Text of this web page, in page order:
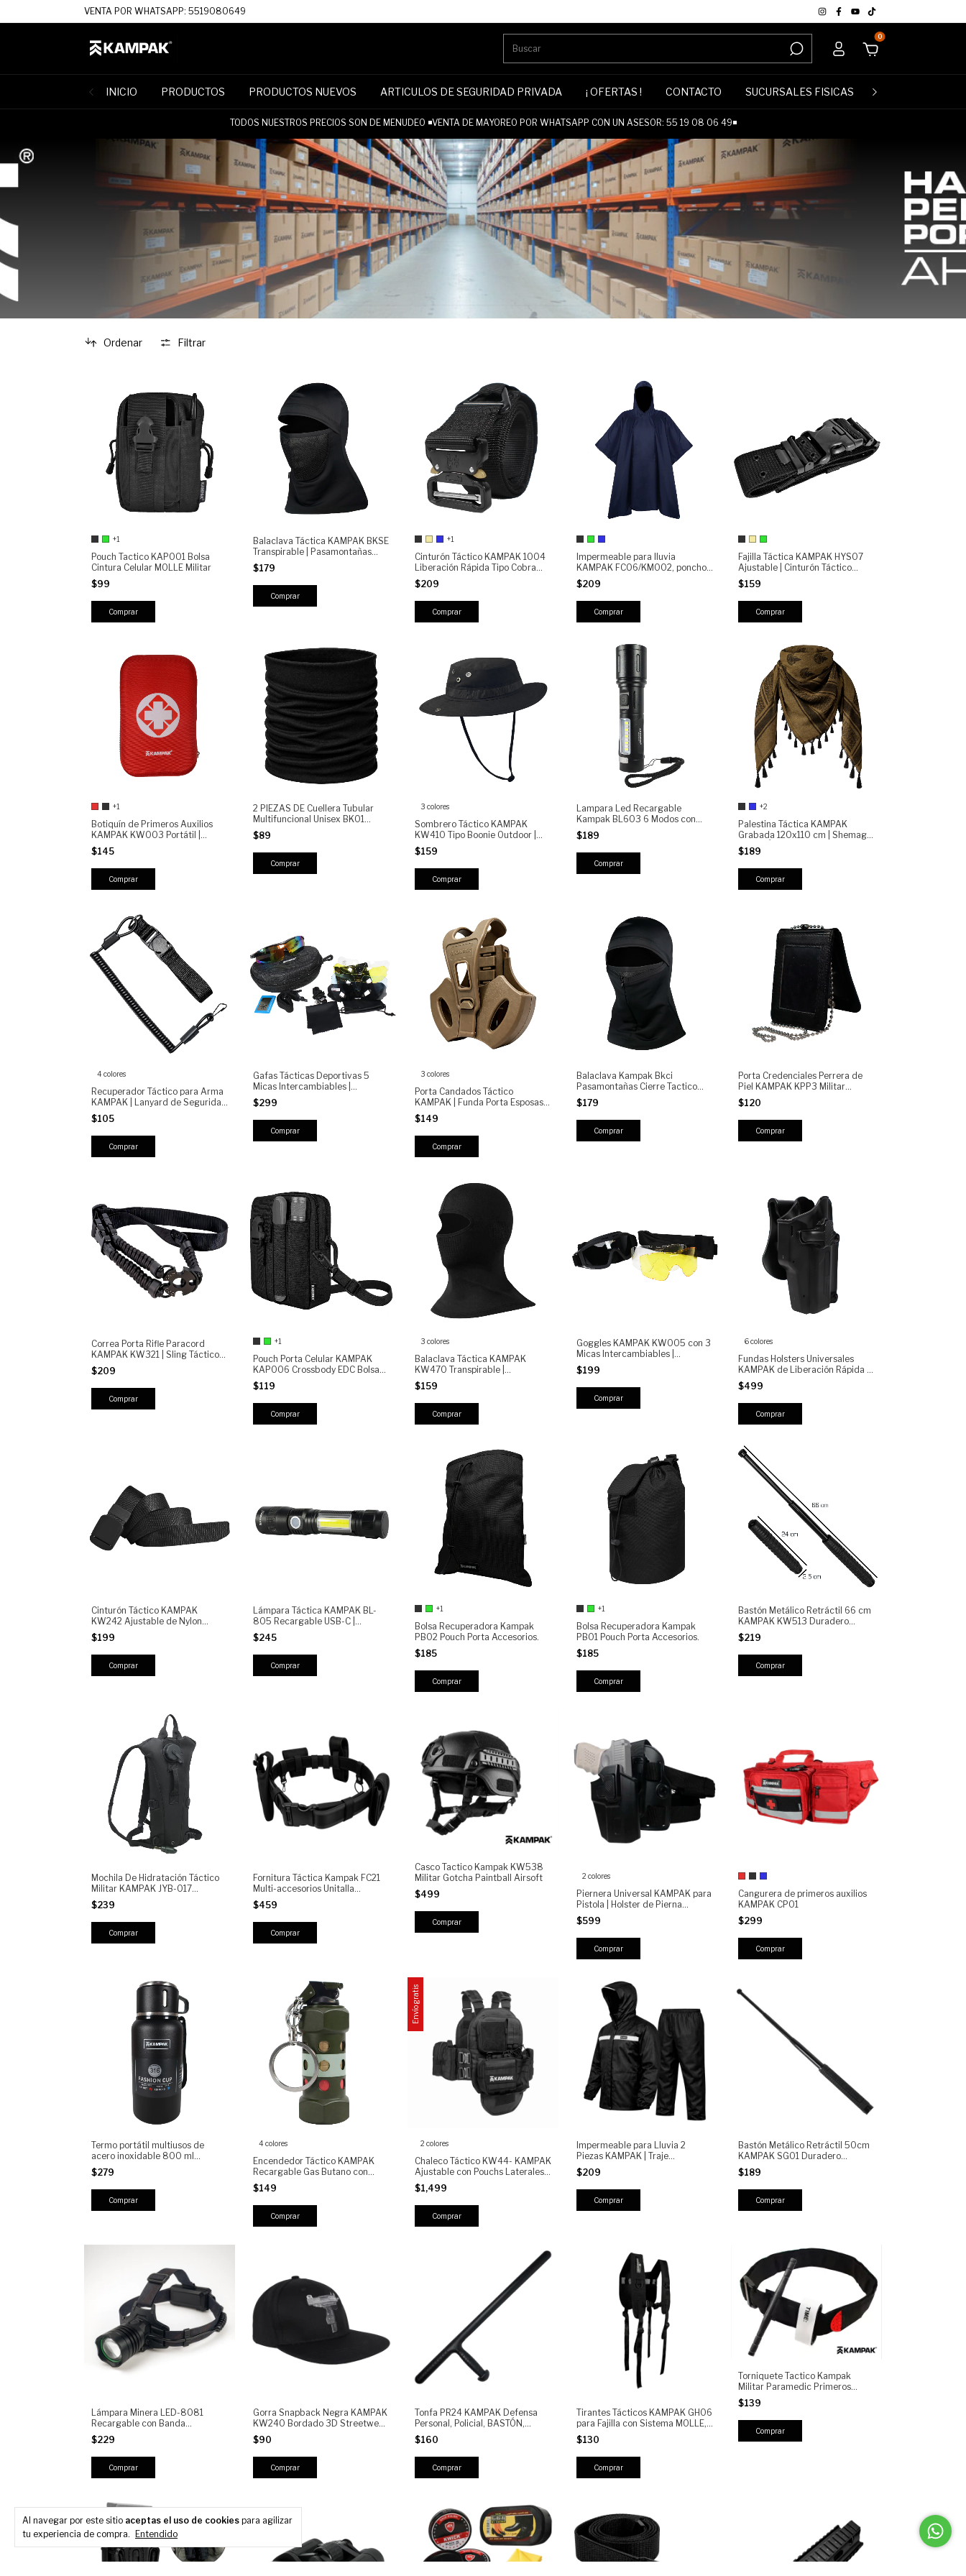
VENTA POR WHATSAPP: 5519080649
0
INICIO PRODUCTOS PRODUCTOS NUEVOS ARTICULOS DE SEGURIDAD PRIVADA ¡ OFERTAS ! CONTACTO SUCURSALES FISICAS
TODOS NUESTROS PRECIOS SON DE MENUDEO ◾VENTA DE MAYOREO POR WHATSAPP CON UN ASESOR: 55 19 08 06 49◾
Al navegar por este sitio aceptas el uso de cookies para agilizar
tu experiencia de compra.
Entendido
Ordenar Filtrar
+1
Pouch Tactico KAP001 Bolsa
Cintura Celular MOLLE Militar
$99
Comprar
Balaclava Táctica KAMPAK BKSE
Transpirable | Pasamontañas
Elástico con Zonas Ventiladas |
Uso Outdoor, Moto, Airsoft, Clima
Frío
$179
+1
Cinturón Táctico KAMPAK 1004
Liberación Rápida Tipo Cobra
Ajustable Nylon Reforzado Uso
Militar Policial Outdoor
$209
Comprar
Impermeable para lluvia
KAMPAK FC06/KM002, poncho
resistente multiusos
$209
Comprar
Fajilla Táctica KAMPAK HYS07
Ajustable | Cinturón Táctico
Militar Reforzado con Hebilla de
Seguridad | Tactical Belt
Outdoor Policial Seguridad
$159
Comprar
+1
Botiquín de Primeros Auxilios
KAMPAK KW003 Portátil |
Emergencias, Viajes, Auto,
Hogar, Oficina, Camping
$145
Comprar
2 PIEZAS DE Cuellera Tubular
Multifuncional Unisex BK01
KAMPAK | Deportivo Táctico
Outdoor para Moto, Ciclismo,
Running y Camping
$89
3 colores
Sombrero Táctico KAMPAK
KW410 Tipo Boonie Outdoor |
Protección Solar | Ventilado |
Ajustable con Barbiquejo
$159
Comprar
Lampara Led Recargable
Kampak BL603 6 Modos con
Estrobo y Carga Rápida
$189
+2
Palestina Táctica KAMPAK
Grabada 120x110 cm | Shemagh
Militar Árabe con Flecos |
Bufanda Multifuncional Outdoor
Caza Motociclismo Airsoft
Camping
$189
Comprar
4 colores
Recuperador Táctico para Arma
KAMPAK | Lanyard de Seguridad
con Cable en Espiral Retráctil |
Broche de Liberación Rápida |
Accesorio para Cinturón
$105
Comprar
Gafas Tácticas Deportivas 5
Micas Intercambiables |
Antigolpes, UV400, Ciclismo,
Airsoft, Motociclismo, Running
$299
3 colores
Porta Candados Táctico
KAMPAK | Funda Porta Esposas /
Candado Metálico | Clip de
Seguridad para Cinturón 360° |
Polímero de Alta Resistencia
$149
Comprar
Balaclava Kampak Bkci
Pasamontañas Cierre Tactico
Moto
$179
Porta Credenciales Perrera de
Piel KAMPAK KPP3 Militar
Identificación
$120
Correa Porta Rifle Paracord
KAMPAK KW321 | Sling Táctico
Ajustable Militar, porta fusil 1
punto
$209
+1
Pouch Porta Celular KAMPAK
KAP006 Crossbody EDC Bolsa
Compacta Bandolera Porta
Gadgets SEMI-Impermeable
Hombre Viaje Outdoor
$119
Comprar
3 colores
Balaclava Táctica KAMPAK
KW470 Transpirable |
Pasamontañas Elástico con
Zonas Ventiladas | Uso Outdoor,
Moto, Airsoft, Clima Frío
$159
Comprar
Goggles KAMPAK KW005 con 3
Micas Intercambiables |
Antiempañantes, Protección
UV400, Policarbonato
Resistente
$199
6 colores
Fundas Holsters Universales
KAMPAK de Liberación Rápida |
Carcasas Tácticas para Pistola |
Ajustable | Retención | Polímero
de Alta Resistencia
$499
Comprar
Cinturón Táctico KAMPAK
KW242 Ajustable de Nylon
Reforzado con Hebilla de
Liberación POLICARBONATO
$199
Lámpara Táctica KAMPAK BL-
805 Recargable USB-C |
Linterna LED Alta Potencia con
Luz COB, UV, 7 Modos, Semi-
Impermeable
$245
+1
Bolsa Recuperadora Kampak
PB02 Pouch Porta Accesorios.
$185
Comprar
+1
Bolsa Recuperadora Kampak
PB01 Pouch Porta Accesorios.
$185
Comprar
Bastón Metálico Retráctil 66 cm
KAMPAK KW513 Duradero
Antiderrapante Resistente
$219
Mochila De Hidratación Táctico
Militar KAMPAK JYB-017
Ciclismo 2.5 L KAMPAK
$239
Fornitura Táctica Kampak FC21
Multi-accesorios Unitalla
Ajustable
$459
Casco Tactico Kampak KW538
Militar Gotcha Paintball Airsoft
$499
2 colores
Piernera Universal KAMPAK para
Pistola | Holster de Pierna
Ajustable con Retención Rápida |
Tactical Drop Leg Holster
Adjustable Universal Gun Holster
$599
Comprar
Cangurera de primeros auxilios
KAMPAK CP01
$299
Comprar
Termo portátil multiusos de
acero inoxidable 800 ml
KAMPAK KW-101
$279
4 colores
Encendedor Táctico KAMPAK
Recargable Gas Butano con
Llavero | Mini Encendedor Militar
Portátil para Camping,
Supervivencia y EDC
$149
Comprar
Envío gratis
2 colores
Chaleco Táctico KW44- KAMPAK
Ajustable con Pouchs Laterales,
compartimentos Multipropósito y
liberación rapida
$1,499
Comprar
Impermeable para Lluvia 2
Piezas KAMPAK | Traje
Impermeable Completo con
Capucha, Reflectante, Ligero y
Resistente para Moto, Trabajo y
Uso Dia
$209
Comprar
Bastón Metálico Retráctil 50cm
KAMPAK SG01 Duradero
Antiderrapante Resistente
$189
Lámpara Minera LED-8081
Recargable con Banda
Ajustable, Luz Frontal Potente,
Trabajo y Camping
$229
Gorra Snapback Negra KAMPAK
KW240 Bordado 3D Streetwear
Urbano Unisex Ajustable
$90
Tonfa PR24 KAMPAK Defensa
Personal, Policial, BASTÓN,
TONFA, Táctico Profesional
Antidisturbios
$160
Tirantes Tácticos KAMPAK GH06
para Fajilla con Sistema MOLLE,
Ajustables y Reforzados
$130
Torniquete Tactico Kampak
Militar Paramedic Primeros
Auxilio
$139